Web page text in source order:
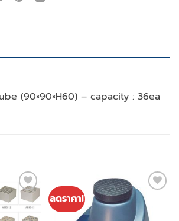
(90×90×H60) – capacity : 36ea
Add to
wishlist
ลดราคา! Add to
wishlist